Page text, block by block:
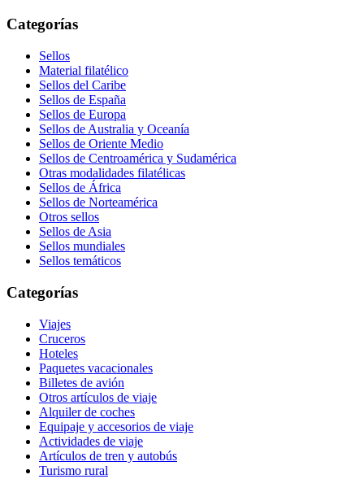
Categorías
Sellos
Material filatélico
Sellos del Caribe
Sellos de España
Sellos de Europa
Sellos de Australia y Oceanía
Sellos de Oriente Medio
Sellos de Centroamérica y Sudamérica
Otras modalidades filatélicas
Sellos de África
Sellos de Norteamérica
Otros sellos
Sellos de Asia
Sellos mundiales
Sellos temáticos
Categorías
Viajes
Cruceros
Hoteles
Paquetes vacacionales
Billetes de avión
Otros artículos de viaje
Alquiler de coches
Equipaje y accesorios de viaje
Actividades de viaje
Artículos de tren y autobús
Turismo rural